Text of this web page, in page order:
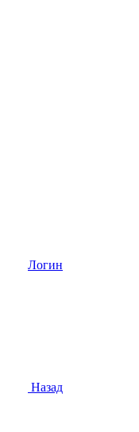
Логин
Назад